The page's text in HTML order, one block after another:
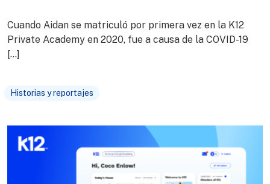
Cuando Aidan se matriculó por primera vez en la K12
Private Academy en 2020, fue a causa de la COVID-19
[…]
Historias y reportajes